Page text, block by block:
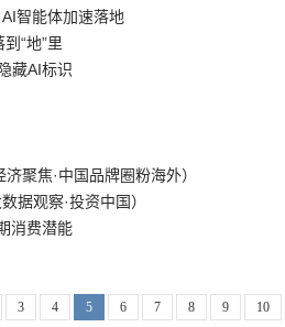
AI智能体加速落地
“地”里
藏AI标识
聚焦·中国品牌圈粉海外）
据观察·投资中国）
消费潜能
3 4 5 6 7 8 9 10